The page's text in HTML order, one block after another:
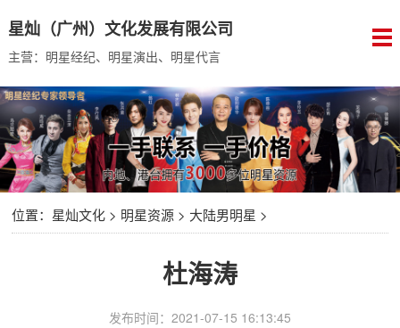
星灿（广州）文化发展有限公司
主营：明星经纪、明星演出、明星代言
位置： 星灿文化> 明星资源> 大陆男明星 >
杜海涛
发布时间：2021-07-15 16:13:45